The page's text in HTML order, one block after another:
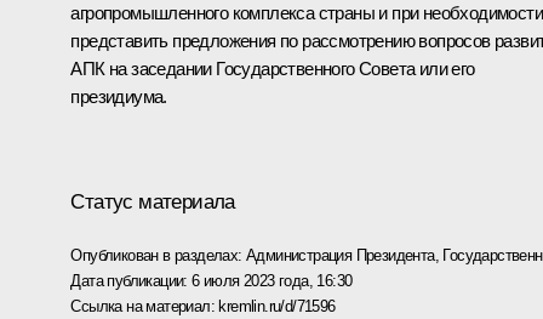
агропромышленного комплекса страны и при необходимости
представить предложения по рассмотрению вопросов
АПК на заседании Государственного Совета или его
президиума.
Статус материала
Опубликован в разделах: Администрация Президента,
Дата публикации:6 июля 2023 года, 16:30
Ссылка на материал: kremlin.ru/d/71596